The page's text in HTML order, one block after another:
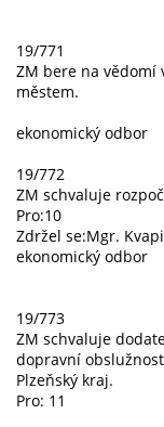
19/771
ZM bere na vědomí
městem.
ekonomický odbor
19/772
ZM schvaluje
Pro:10
Zdržel
ekonomický odbor
19/773
ZM schvaluje
dopravní
Plzeňský kraj.
Pro: 11